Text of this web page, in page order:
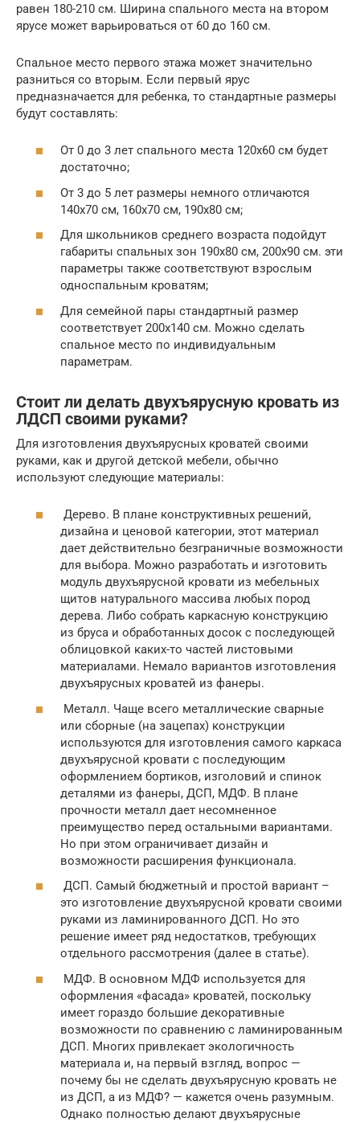
равен 180-210 см. Ширина спального места на втором
ярусе может варьироваться от 60 до 160 см.
Спальное место первого этажа может значительно
разниться со вторым. Если первый ярус
предназначается для ребенка, то стандартные размеры
будут составлять:
От 0 до 3 лет спального места 120х60 см будет
достаточно;
От 3 до 5 лет размеры немного отличаются
140х70 см, 160х70 см, 190х80 см;
Для школьников среднего возраста подойдут
габариты спальных зон 190х80 см, 200х90 см. эти
параметры также соответствуют взрослым
односпальным кроватям;
Для семейной пары стандартный размер
соответствует 200х140 см. Можно сделать
спальное место по индивидуальным
параметрам.
Стоит ли делать двухъярусную кровать из
ЛДСП своими руками?
Для изготовления двухъярусных кроватей своими
руками, как и другой детской мебели, обычно
используют следующие материалы:
Дерево. В плане конструктивных решений,
дизайна и ценовой категории, этот материал
дает действительно безграничные возможности
для выбора. Можно разработать и изготовить
модуль двухъярусной кровати из мебельных
щитов натурального массива любых пород
дерева. Либо собрать каркасную конструкцию
из бруса и обработанных досок с последующей
облицовкой каких-то частей листовыми
материалами. Немало вариантов изготовления
двухъярусных кроватей из фанеры.
Металл. Чаще всего металлические сварные
или сборные (на зацепах) конструкции
используются для изготовления самого каркаса
двухъярусной кровати с последующим
оформлением бортиков, изголовий и спинок
деталями из фанеры, ДСП, МДФ. В плане
прочности металл дает несомненное
преимущество перед остальными вариантами.
Но при этом ограничивает дизайн и
возможности расширения функционала.
ДСП. Самый бюджетный и простой вариант –
это изготовление двухъярусной кровати своими
руками из ламинированного ДСП. Но это
решение имеет ряд недостатков, требующих
отдельного рассмотрения (далее в статье).
МДФ. В основном МДФ используется для
оформления «фасада» кроватей, поскольку
имеет гораздо большие декоративные
возможности по сравнению с ламинированным
ДСП. Многих привлекает экологичность
материала и, на первый взгляд, вопрос —
почему бы не сделать двухъярусную кровать не
из ДСП, а из МДФ? — кажется очень разумным.
Однако полностью делают двухъярусные